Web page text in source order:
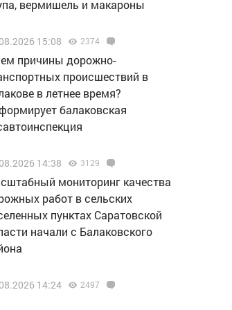
вермишель и макароны
15:08 2374
причины дорожно-
происшествий в
в летнее время?
балаковская
14:38 3129
мониторинг качества
работ в сельских
пунктах Саратовской
начали с Балаковского
14:24 2497